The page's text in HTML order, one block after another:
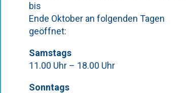
bis
Ende Oktober an folgenden Tagen
geöffnet:
Samstags
11.00 Uhr – 18.00 Uhr
Sonntags